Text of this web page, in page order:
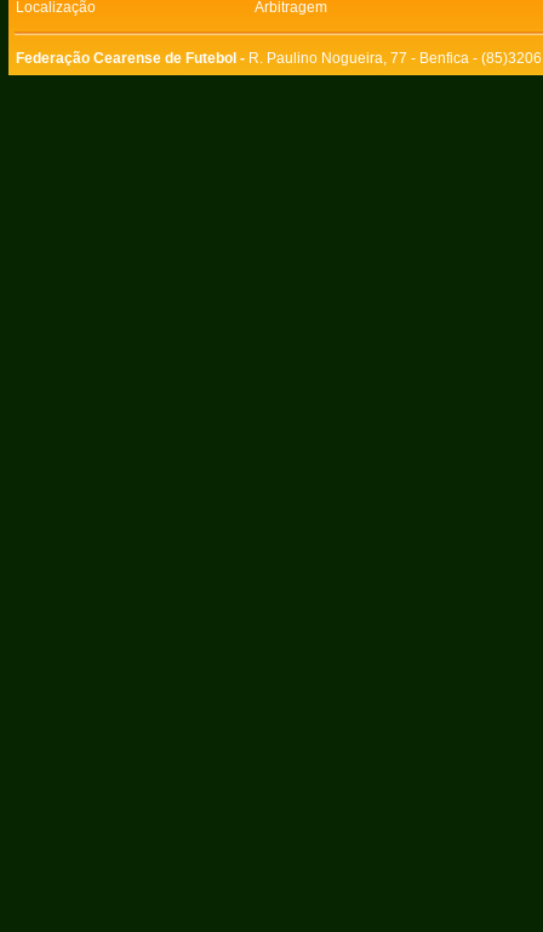
Localização Arbitragem
Federação Cearense de Futebol - R. Paulino Nogueira, 77 - Benfica -